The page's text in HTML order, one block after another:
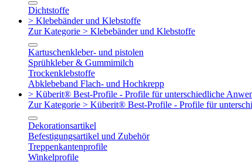
Dichtstoffe
> Klebebänder und Klebstoffe
Zur Kategorie > Klebebänder und Klebstoffe
Kartuschenkleber- und pistolen
Sprühkleber & Gummimilch
Trockenklebstoffe
Abklebeband Flach- und Hochkrepp
> Küberit® Best-Profile - Profile für unterschiedliche
Zur Kategorie > Küberit® Best-Profile - Profile für
Dekorationsartikel
Befestigungsartikel und Zubehör
Treppenkantenprofile
Winkelprofile